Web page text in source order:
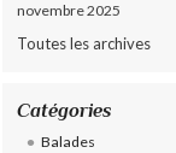
novembre 2025
Toutes les archives
Catégories
Balades